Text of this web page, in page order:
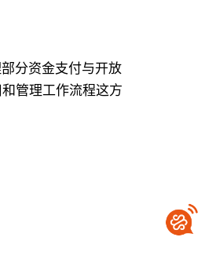
分资金支付与开放
管理工作流程这方